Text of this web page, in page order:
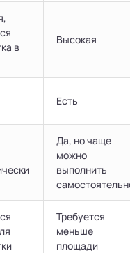
в
Высокая
Есть
Да, но чаще
можно
выполнить
самостоятельно
Требуется
меньше
площади